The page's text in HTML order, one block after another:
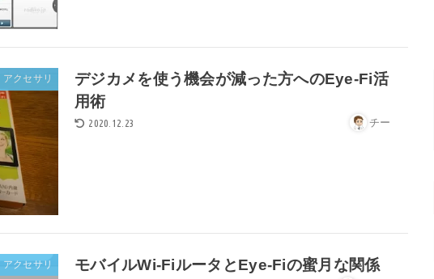
アクセサリ
デジカメを使う機会が減った方へのEye-Fi活
用術
2020.12.23 チー
アクセサリ モバイルWi-FiルータとEye-Fiの蜜月な関係